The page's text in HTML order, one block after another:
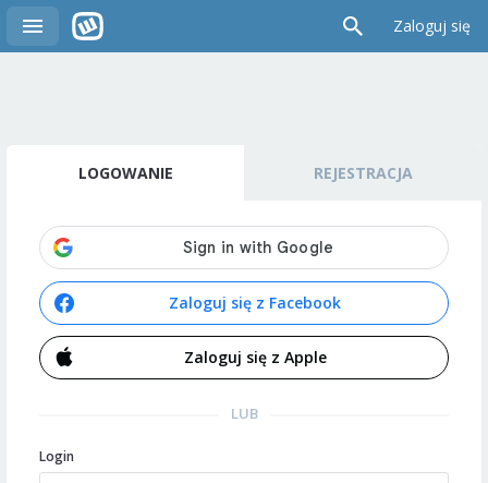
Zaloguj się
LOGOWANIE REJESTRACJA
Zaloguj się z Facebook
Zaloguj się z Apple
LUB
Login